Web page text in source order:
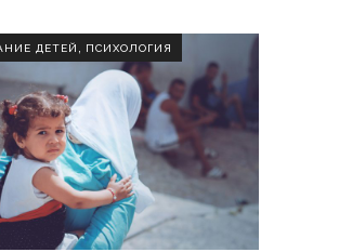
ДЕТЕЙ ПСИХОЛОГИЯ